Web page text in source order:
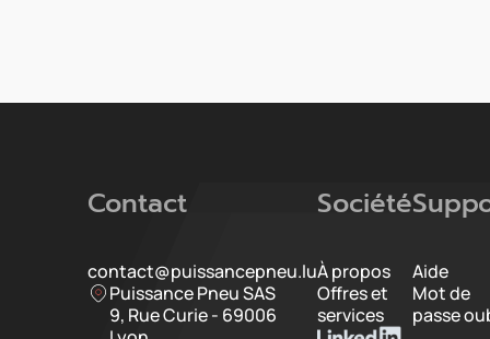
Contact
contact@puissancepneu.lu
Puissance Pneu SAS
9, Rue Curie - 69006
Société
À propos
Offres et
services
Aide
Mot de
passe